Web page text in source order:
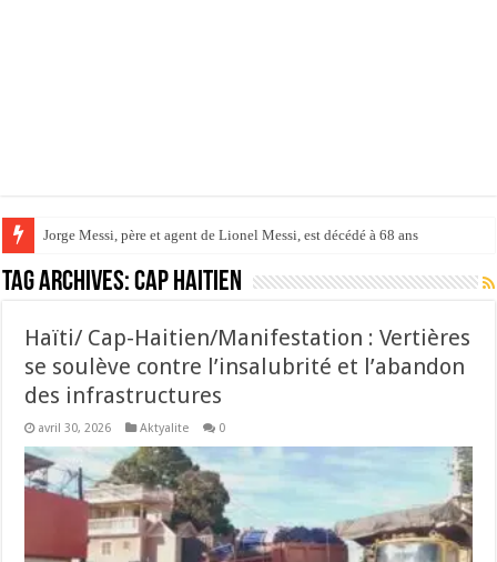
Jorge Messi, père et agent de Lionel Messi, est décédé à 68 ans
Vinícius Júnior prolonge jusqu’en 2032 et s’inscrit dans la légende
Tag Archives:Cap Haitien
Haïti/ Cap-Haitien/Manifestation : Vertières
se soulève contre l’insalubrité et l’abandon
des infrastructures
avril 30, 2026 Aktyalite 0